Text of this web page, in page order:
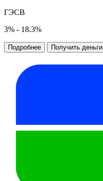
ГЭСВ
3% - 18.3%
Подробнее Получить деньги